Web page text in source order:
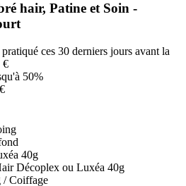
hair, Patine et Soin -
ces 30 derniers jours avant la
€
50%
40g
Décoplex ou Luxéa 40g
/ Coiffage